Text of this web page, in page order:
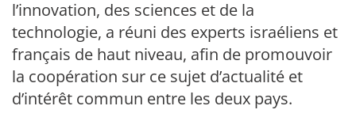
l’innovation, des sciences et de la
technologie, a réuni des experts israéliens et
français de haut niveau, afin de promouvoir
la coopération sur ce sujet d’actualité et
d’intérêt commun entre les deux pays.